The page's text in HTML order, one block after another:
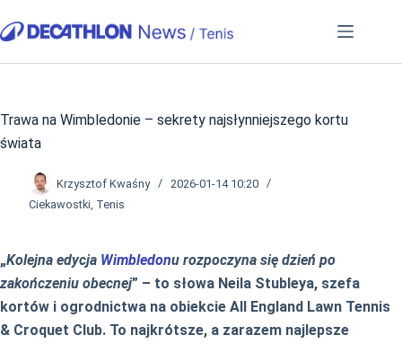
do
Trawa na Wimbledonie – sekrety najsłynniejszego kortu
świata
Krzysztof Kwaśny
2026-01-14 10:20
Ciekawostki, Tenis
„Kolejna edycja Wimbledonu rozpoczyna się dzień po
zakończeniu obecnej” – to słowa Neila Stubleya, szefa
kortów i ogrodnictwa na obiekcie All England Lawn Tennis
& Croquet Club. To najkrótsze, a zarazem najlepsze